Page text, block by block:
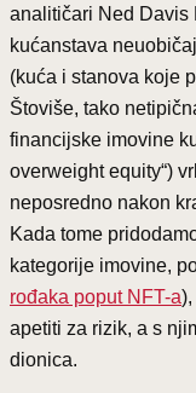
analitičari Ned Davis
kućanstava
(kuća i stanova koje
Štoviše, tako
financijske imovine
overweight equity“)
neposredno nakon
Kada tome
kategorije imovine,
rođaka poput NFT-a
apetiti za rizik, a s
dionica.